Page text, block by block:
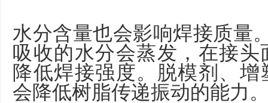
水分含量也会影响焊接质量
吸收的水分会蒸发，在接
降低焊接强度。脱模剂、
会降低树脂传递振动的能力